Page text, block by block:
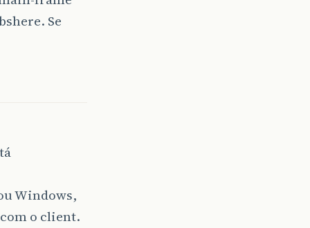
Se
Windows,
o client.